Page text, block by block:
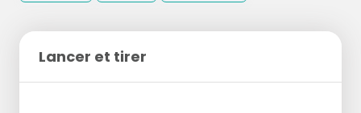
Lancer et tirer